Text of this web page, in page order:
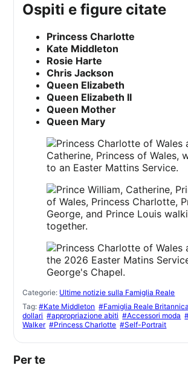
ospiti e figure citate
Princess Charlotte
Kate Middleton
Rosie Harte
Chris Jackson
Queen Elizabeth
Queen Elizabeth II
Queen Mother
Queen Mary
Categorie: Ultime notizie sulla Famiglia Reale
Tag:#Kate Middleton #Famiglia Reale Britannica
dollari #appropriazione abiti #Accessori moda
Walker #Princess Charlotte #Self-Portrait
Per te